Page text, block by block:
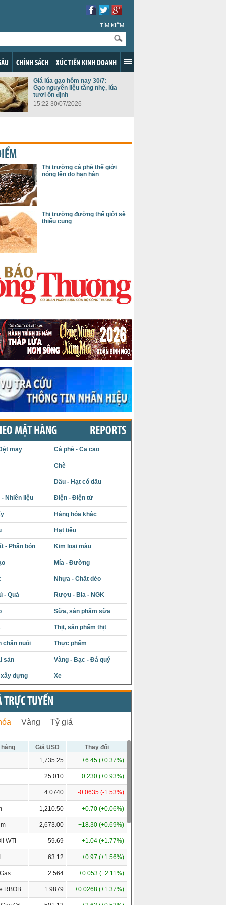
TÌM KIẾM
CHÍNH SÁCH XÚC TIẾN KINH DOANH
Giá lúa gạo hôm nay 30/7:
Gạo nguyên liệu tăng nhẹ, lúa
tươi ổn định
15:22 30/07/2026
Thị trường cà phê thế giới
nóng lên do hạn hán
Thị trường đường thế giới sẽ
thiếu cung
MẶT HÀNG REPORTS
may Cà phê - Ca cao
Chè
Dầu - Hạt có dầu
- Nhiên liệu Điện - Điện tử
Hàng hóa khác
Hạt tiêu
- Phân bón Kim loại màu
Mía - Đường
Nhựa - Chất dẻo
- Quả Rượu - Bia - NGK
Sữa, sản phẩm sữa
Thịt, sản phẩm thịt
chăn nuôi Thực phẩm
sản Vàng - Bạc - Đá quý
dựng Xe
TRỰC TUYẾN
Vàng Tỷ giá
Giá USD
Thay đổi
1,735.25 +6.45 (+0.37%)
25.010 +0.230 (+0.93%)
4.0740 -0.0635 (-1.53%)
1,210.50 +0.70 (+0.06%)
2,673.00 +18.30 (+0.69%)
WTI 59.69 +1.04 (+1.77%)
63.12 +0.97 (+1.56%)
2.564 +0.053 (+2.11%)
RBOB 1.9879 +0.0268 (+1.37%)